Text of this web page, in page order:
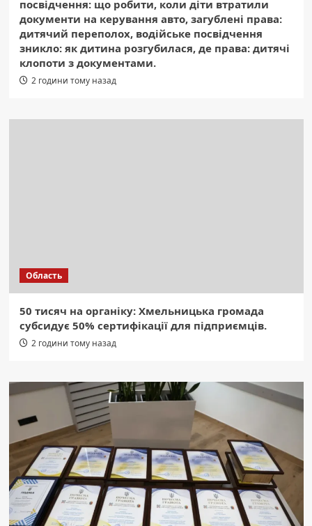
посвідчення: що робити, коли діти втратили
документи на керування авто, загублені права:
дитячий переполох, водійське посвідчення
зникло: як дитина розгубилася, де права: дитячі
клопоти з документами.
2 години тому назад
Область
50 тисяч на органіку: Хмельницька громада
субсидує 50% сертифікації для підприємців.
2 години тому назад